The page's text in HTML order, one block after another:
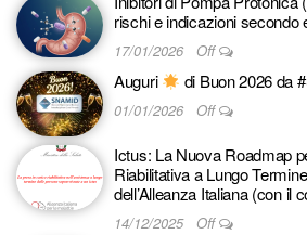
rischi e indicazioni secondo
17/01/2026 Off
Auguri di Buon 2026 da
01/01/2026 Off
Ictus: La Nuova Roadmap
Riabilitativa a Lungo
dell’Alleanza Italiana (con il
14/12/2025 Off